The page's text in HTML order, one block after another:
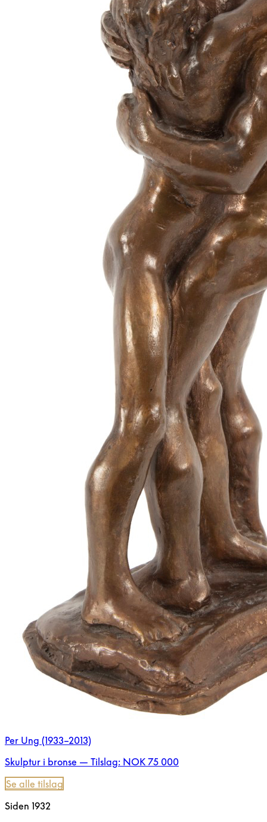
Per Ung (1933–2013)
Skulptur i bronse — Tilslag: NOK 75 000
Se alle tilslag
Siden 1932